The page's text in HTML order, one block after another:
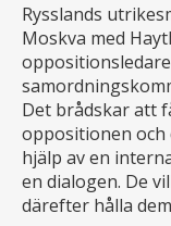
Rysslands
Moskva med
Det brådskar att
oppositionen och
hjälp av en
en dialogen. De
därefter hålla